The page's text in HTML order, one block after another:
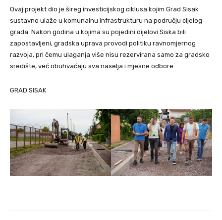
Ovaj projekt dio je šireg investicijskog ciklusa kojim Grad Sisak
sustavno ulaže u komunalnu infrastrukturu na području cijelog
grada. Nakon godina u kojima su pojedini dijelovi Siska bili
zapostavljeni, gradska uprava provodi politiku ravnomjernog
razvoja, pri čemu ulaganja više nisu rezervirana samo za gradsko
središte, već obuhvaćaju sva naselja i mjesne odbore.
GRAD SISAK